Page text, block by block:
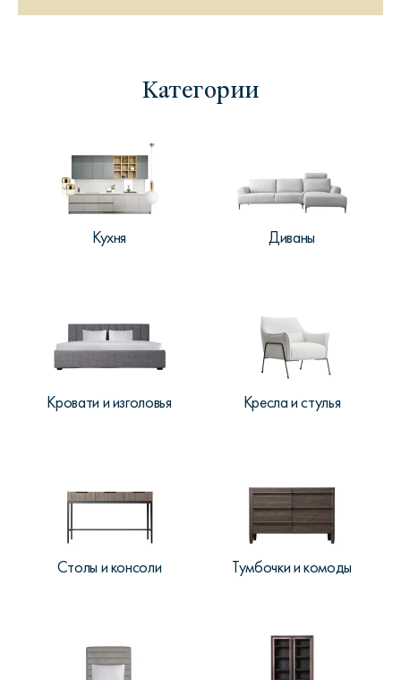
Категории
Кухня Диваны
Кровати и изголовья Кресла и стулья
Столы и консоли Тумбочки и комоды